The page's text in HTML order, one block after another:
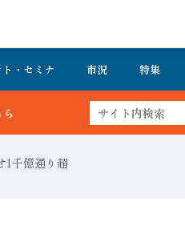
ト・セミナ 市況 特集
1千億通り超